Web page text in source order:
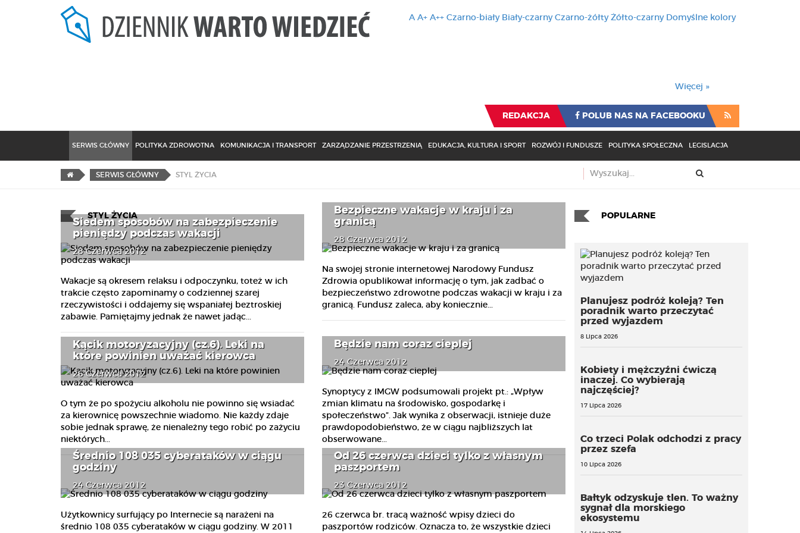
A A+ A++ Czarno-biały Biały-czarny Czarno-żółty Żółto-czarny Domyślne kolory
Więcej »
REDAKCJA POLUB NAS NA FACEBOOKU
SERWIS GŁÓWNY POLITYKA ZDROWOTNA KOMUNIKACJA I TRANSPORT ZARZĄDZANIE PRZESTRZENIĄ EDUKACJA, KULTURA I SPORT ROZWÓJ I FUNDUSZE POLITYKA SPOŁECZNA LEGISLACJA
SERWIS GŁÓWNY STYL ŻYCIA
STYL ŻYCIA
Siedem sposobów na zabezpieczenie
pieniędzy podczas wakacji
28 Czerwca 2012
Wakacje są okresem relaksu i odpoczynku, toteż w ich
trakcie często zapominamy o codziennej szarej
rzeczywistości i oddajemy się wspaniałej beztroskiej
zabawie. Pamiętajmy jednak że nawet jadąc...
Bezpieczne wakacje w kraju i za
granicą
28 Czerwca 2012
Na swojej stronie internetowej Narodowy Fundusz
Zdrowia opublikował informację o tym, jak zadbać o
bezpieczeństwo zdrowotne podczas wakacji w kraju i za
granicą. Fundusz zaleca, aby koniecznie...
Kącik motoryzacyjny (cz.6). Leki na
które powinien uważać kierowca
26 Czerwca 2012
O tym że po spożyciu alkoholu nie powinno się wsiadać
za kierownicę powszechnie wiadomo. Nie każdy zdaje
sobie jednak sprawę, że nienależny tego robić po zażyciu
niektórych...
Będzie nam coraz cieplej
24 Czerwca 2012
Synoptycy z IMGW podsumowali projekt pt.: „Wpływ
zmian klimatu na środowisko, gospodarkę i
społeczeństwo”. Jak wynika z obserwacji, istnieje duże
prawdopodobieństwo, że w ciągu najbliższych lat
obserwowane...
Średnio 108 035 cyberataków w ciągu
godziny
24 Czerwca 2012
Użytkownicy surfujący po Internecie są narażeni na
średnio 108 035 cyberataków w ciągu godziny. W 2011
Od 26 czerwca dzieci tylko z własnym
paszportem
23 Czerwca 2012
26 czerwca br. tracą ważność wpisy dzieci do
paszportów rodziców. Oznacza to, że wszystkie dzieci
POPULARNE
Planujesz podróż koleją? Ten
poradnik warto przeczytać
przed wyjazdem
8 Lipca 2026
Kobiety i mężczyźni ćwiczą
inaczej. Co wybierają
najczęściej?
17 Lipca 2026
Co trzeci Polak odchodzi z pracy
przez szefa
10 Lipca 2026
Bałtyk odzyskuje tlen. To ważny
sygnał dla morskiego
ekosystemu